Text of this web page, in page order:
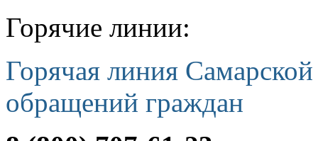
Горячие линии:
Горячая линия
обращений граждан